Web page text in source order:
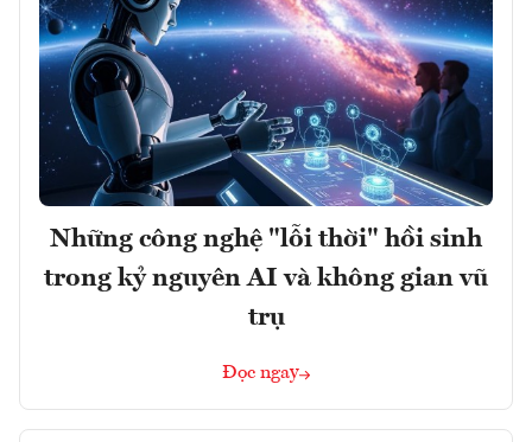
Những công nghệ "lỗi thời" hồi sinh
trong kỷ nguyên AI và không gian vũ
trụ
Đọc ngay